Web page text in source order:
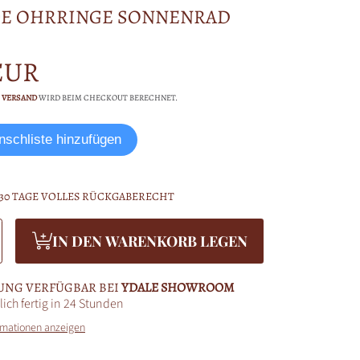
OHRRINGE SONNENRAD
VERSANDWIRD BEIM CHECKOUT BERECHNET.
hinzufügen
30 TAGE VOLLES RÜCKGABERECHT
IN DEN WARENKORB LEGEN
VERFÜGBAR BEIYDALE SHOWROOM
fertig in 24 Stunden
anzeigen